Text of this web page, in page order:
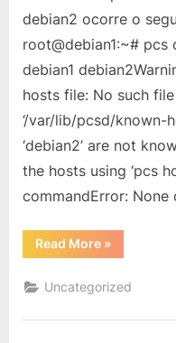
debian2 ocorre o
root@debian1:~# pcs
debian1
hosts file: No such
‘/var/lib/pcsd/known-
‘debian2’ are not
the hosts using ‘pcs
commandError:
Read More“Pacemaker
com
Hosts
‘debian1’,
are
»
Uncategorized